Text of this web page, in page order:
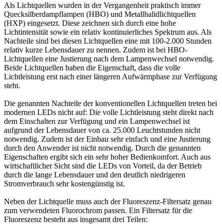
Als Lichtquellen wurden in der Vergangenheit praktisch immer
Quecksilberdampflampen (HBO) und Metallhalidlichtquellen
(HXP) eingesetzt. Diese zeichnen sich durch eine hohe
Lichtintensität sowie ein relativ kontinuierliches Spektrum aus. Als
Nachteile sind bei diesen Lichtquellen eine mit 100-2.000 Stunden
relativ kurze Lebensdauer zu nennen. Zudem ist bei HBO-
Lichtquellen eine Justierung nach dem Lampenwechsel notwendig.
Beide Lichtquellen haben die Eigenschaft, dass die volle
Lichtleistung erst nach einer längeren Aufwärmphase zur Verfügung
steht.
Die genannten Nachteile der konventionellen Lichtquellen treten bei
modernen LEDs nicht auf: Die volle Lichtleistung steht direkt nach
dem Einschalten zur Verfügung und ein Lampenwechsel ist
aufgrund der Lebensdauer von ca. 25.000 Leuchtstunden nicht
notwendig. Zudem ist der Einbau sehr einfach und eine Justierung
durch den Anwender ist nicht notwendig. Durch die genannten
Eigenschaften ergibt sich ein sehr hoher Bedienkomfort. Auch aus
wirtschaftlicher Sicht sind die LEDs von Vorteil, da der Betrieb
durch die lange Lebensdauer und den deutlich niedrigeren
Stromverbrauch sehr kostengünstig ist.
Neben der Lichtquelle muss auch der Fluoreszenz-Filtersatz genau
zum verwendeten Fluorochrom passen. Ein Filtersatz für die
Fluoreszenz besteht aus insgesamt drei Teilen: